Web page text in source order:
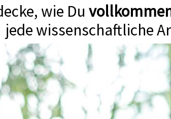
wie Du
jede wissenschaftliche